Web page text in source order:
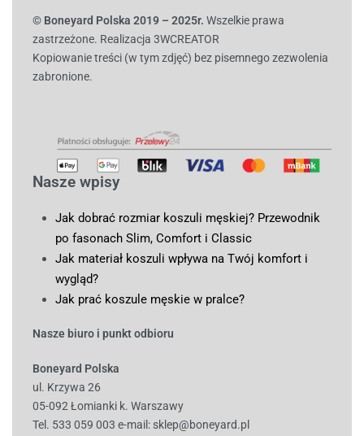
© Boneyard Polska 2019 – 2025r. Wszelkie prawa
zastrzeżone. Realizacja 3WCREATOR
Kopiowanie treści (w tym zdjęć) bez pisemnego zezwolenia
zabronione.
Nasze wpisy
Jak dobrać rozmiar koszuli męskiej? Przewodnik
po fasonach Slim, Comfort i Classic
Jak materiał koszuli wpływa na Twój komfort i
wygląd?
Jak prać koszule męskie w pralce?
Nasze biuro i punkt odbioru
Boneyard Polska
ul. Krzywa 26
05-092 Łomianki k. Warszawy
Tel. 533 059 003 e-mail: sklep@boneyard.pl